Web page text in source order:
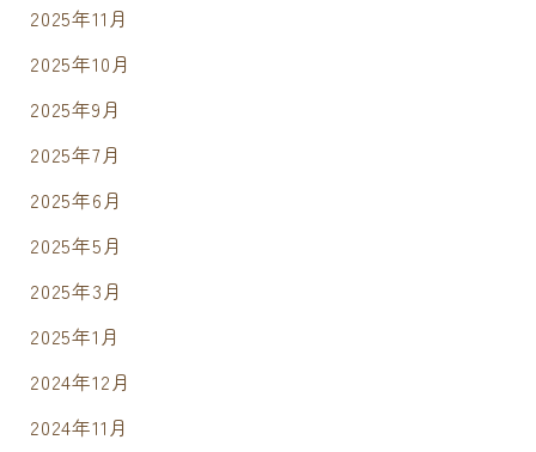
2025年11月
2025年10月
2025年9月
2025年7月
2025年6月
2025年5月
2025年3月
2025年1月
2024年12月
2024年11月